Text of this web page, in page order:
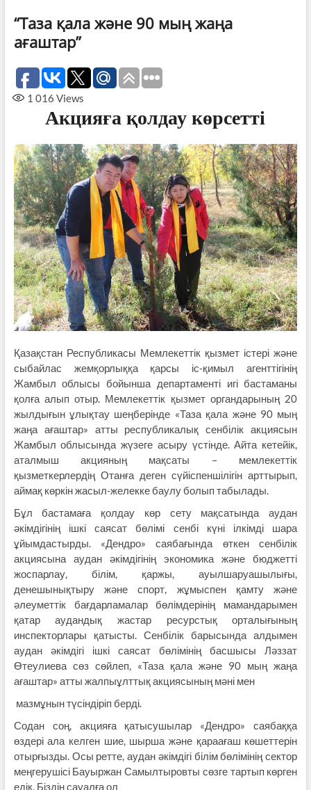
“Таза қала және 90 мың жаңа
ағаштар”
1 016 Views
Акцияға қолдау көрсетті
Қазақстан Республикасы Мемлекеттік қызмет істері және
сыбайлас жемқорлыққа қарсы іс-қимыл агенттігінің
Жамбыл облысы бойынша департаменті игі бастаманы
қолға алып отыр. Мемлекеттік қызмет органдарының 20
жылдығын ұлықтау шеңберінде «Таза қала және 90 мың
жаңа ағаштар» атты республикалық сенбілік акциясын
Жамбыл облысында жүзеге асыру үстінде. Айта кетейік,
аталмыш акцияның мақсаты – мемлекеттік
қызметкерлердің Отанға деген сүйіспеншілігін арттырып,
аймақ көркін жасыл-желекке баулу болып табылады.
Бұл бастамаға қолдау көр сету мақсатында аудан
әкімдігінің ішкі саясат бөлімі сенбі күні ілкімді шара
ұйымдастырды. «Дендро» саябағында өткен сенбілік
акциясына аудан әкімдігінің экономика және бюджетті
жоспарлау, білім, қаржы, ауылшаруашылығы,
денешынықтыру және спорт, жұмыспен қамту және
әлеуметтік бағдарламалар бөлімдерінің мамандарымен
қатар аудандық жастар ресурстық орталығының
инспекторлары қатысты. Сенбілік барысында алдымен
аудан әкімдігі ішкі саясат бөлімінің басшысы Ләззат
Өтеулиева сөз сөйлеп, «Таза қала және 90 мың жаңа
ағаштар» атты жалпыұлттық акциясының мәні мен
мазмұнын түсіндіріп берді.
Содан соң, акцияға қатысушылар «Дендро» саябаққа
өздері ала келген шие, шырша және қараағаш көшеттерін
отырғызды. Осы ретте, аудан әкімдігі білім бөлімінің сектор
меңгерушісі Бауыржан Самылтыровты сөзге тартып көрген
едік. Біздің сауалға ол